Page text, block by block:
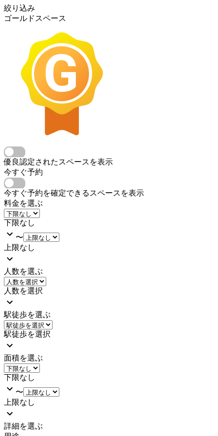
絞り込み
ゴールドスペース
優良認定されたスペースを表示
今すぐ予約
今すぐ予約を確定できるスペースを表示
料金を選ぶ
下限なし
〜
上限なし
人数を選ぶ
人数を選択
駅徒歩を選ぶ
駅徒歩を選択
面積を選ぶ
下限なし
〜
上限なし
詳細を選ぶ